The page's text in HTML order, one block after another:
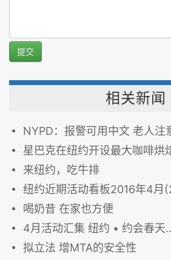
提交
相关新闻
NYPD：报警可用中文 老人注
星巴克在纽约开设最大咖啡烘
来纽约，吃牛排
纽约近期活动看板2016年4月
喝奶昔 在家也方便
4月活动汇集 纽约 • 约会春天
拟立法 增MTA的安全性